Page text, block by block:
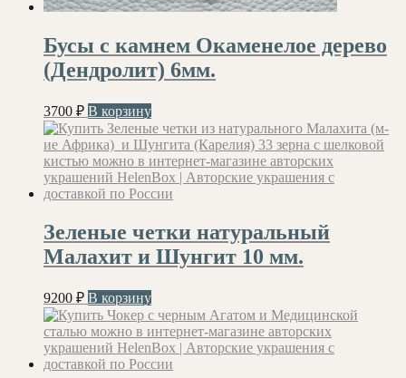
Бусы с камнем Окаменелое дерево
(Дендролит) 6мм.
3700 ₽ В корзину
Зеленые четки натуральный
Малахит и Шунгит 10 мм.
9200 ₽ В корзину